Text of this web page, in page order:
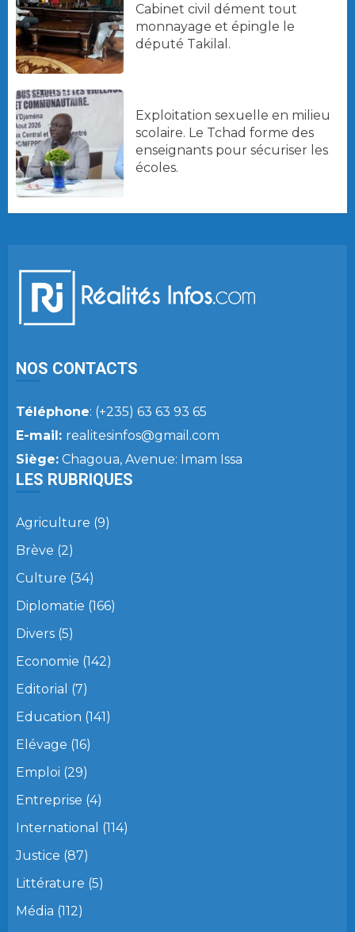
Cabinet civil dément tout
monnayage et épingle le
député Takilal.
Exploitation sexuelle en milieu
scolaire. Le Tchad forme des
enseignants pour sécuriser les
écoles.
NOS CONTACTS
Téléphone: (+235) 63 63 93 65
E-mail: realitesinfos@gmail.com
Siège: Chagoua, Avenue: Imam Issa
LES RUBRIQUES
Agriculture (9)
Brève (2)
Culture (34)
Diplomatie (166)
Divers (5)
Economie (142)
Editorial (7)
Education (141)
Elévage (16)
Emploi (29)
Entreprise (4)
International (114)
Justice (87)
Littérature (5)
Média (112)